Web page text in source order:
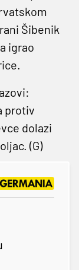
Šibenik
igrao
protiv
dolazi
(G)